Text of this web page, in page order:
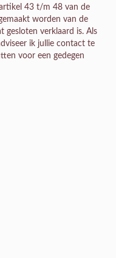
43 t/m 48 van de
worden van de
gesloten verklaard is. Als
ik jullie contact te
voor een gedegen